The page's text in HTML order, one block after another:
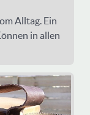
Alltag. Ein
in allen